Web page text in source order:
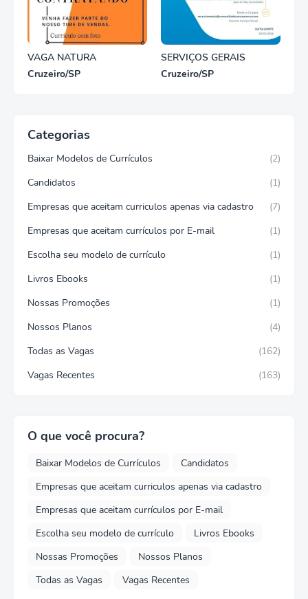
VAGA NATURA
Cruzeiro/SP
SERVIÇOS GERAIS
Cruzeiro/SP
Categorias
Baixar Modelos de Currículos
(2)
Candidatos
(1)
Empresas que aceitam curriculos apenas via cadastro
(7)
Empresas que aceitam currículos por E-mail
(1)
Escolha seu modelo de currículo
(1)
Livros Ebooks
(1)
Nossas Promoções
(1)
Nossos Planos
(4)
Todas as Vagas
(162)
Vagas Recentes
(163)
O que você procura?
Baixar Modelos de Currículos
Candidatos
Empresas que aceitam curriculos apenas via cadastro
Empresas que aceitam currículos por E-mail
Escolha seu modelo de currículo
Livros Ebooks
Nossas Promoções
Nossos Planos
Todas as Vagas
Vagas Recentes